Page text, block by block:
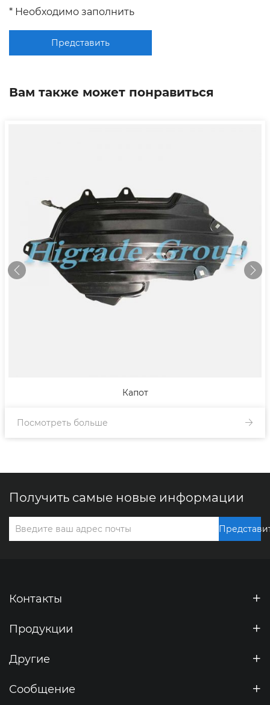
* Необходимо заполнить
Представить
Вам также может понравиться
Капот
Посмотреть больше
Получить самые новые информации
Контакты
Продукции
Другие
Сообщение